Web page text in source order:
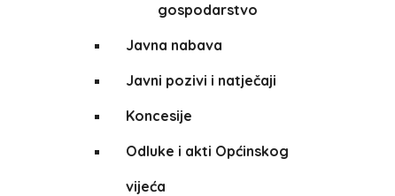
gospodarstvo
Javna nabava
Javni pozivi i natječaji
Koncesije
Odluke i akti Općinskog
vijeća